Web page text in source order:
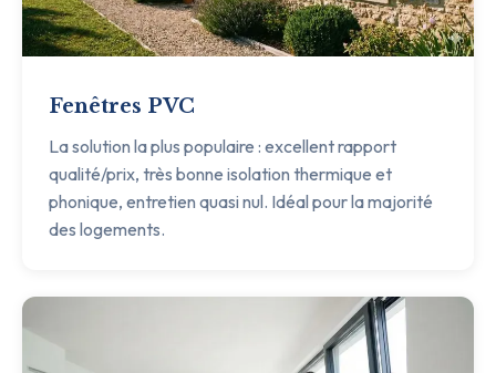
Fenêtres PVC
La solution la plus populaire : excellent rapport
qualité/prix, très bonne isolation thermique et
phonique, entretien quasi nul. Idéal pour la majorité
des logements.